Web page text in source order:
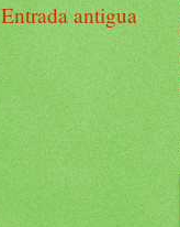
Entrada antigua